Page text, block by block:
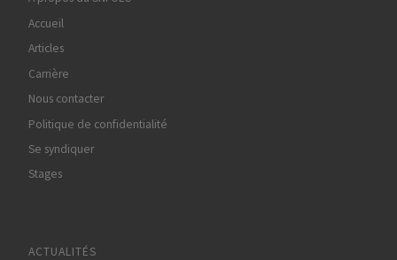
Accueil
Articles
Carrière
Nous contacter
Politique de confidentialité
Se syndiquer
Stages
ACTUALITÉS